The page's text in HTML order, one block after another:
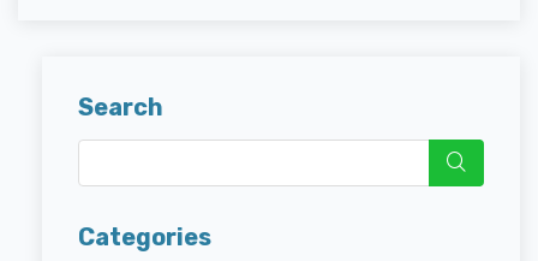
Search
Categories